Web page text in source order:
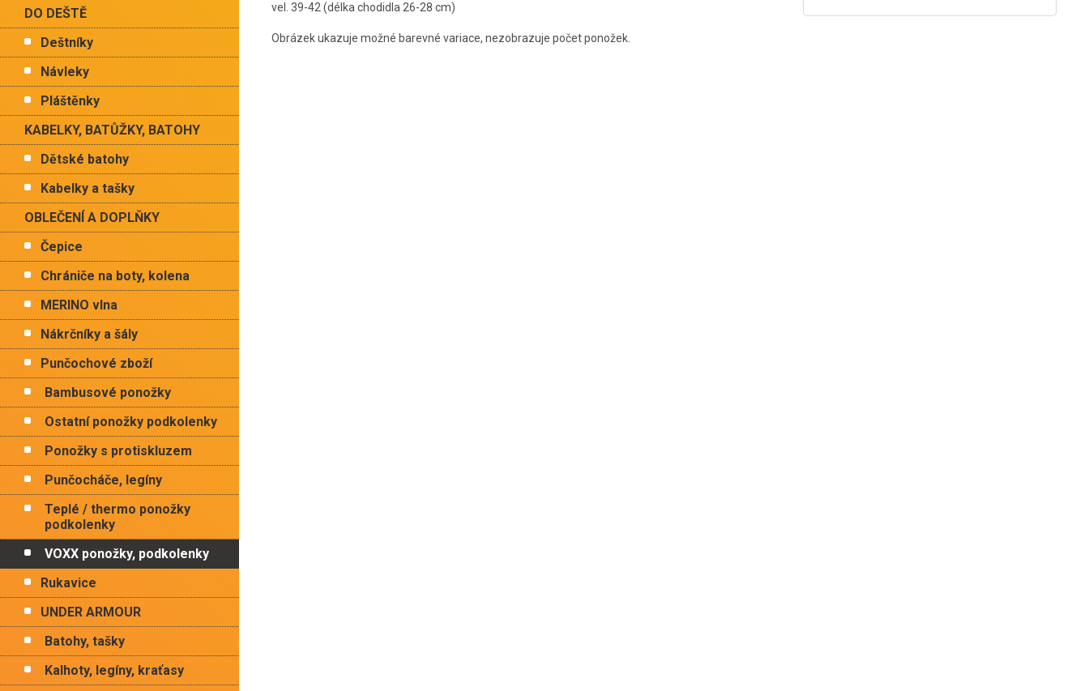
DO DEŠTĚ
Deštníky
Návleky
Pláštěnky
KABELKY, BATŮŽKY, BATOHY
Dětské batohy
Kabelky a tašky
OBLEČENÍ A DOPLŇKY
Čepice
Chrániče na boty, kolena
MERINO vlna
Nákrčníky a šály
Punčochové zboží
Bambusové ponožky
Ostatní ponožky podkolenky
Ponožky s protiskluzem
Punčocháče, legíny
Teplé / thermo ponožky
podkolenky
VOXX ponožky, podkolenky
Rukavice
UNDER ARMOUR
Batohy, tašky
Kalhoty, legíny, kraťasy
vel. 39-42 (délka chodidla 26-28 cm)
Obrázek ukazuje možné barevné variace, nezobrazuje počet ponožek.